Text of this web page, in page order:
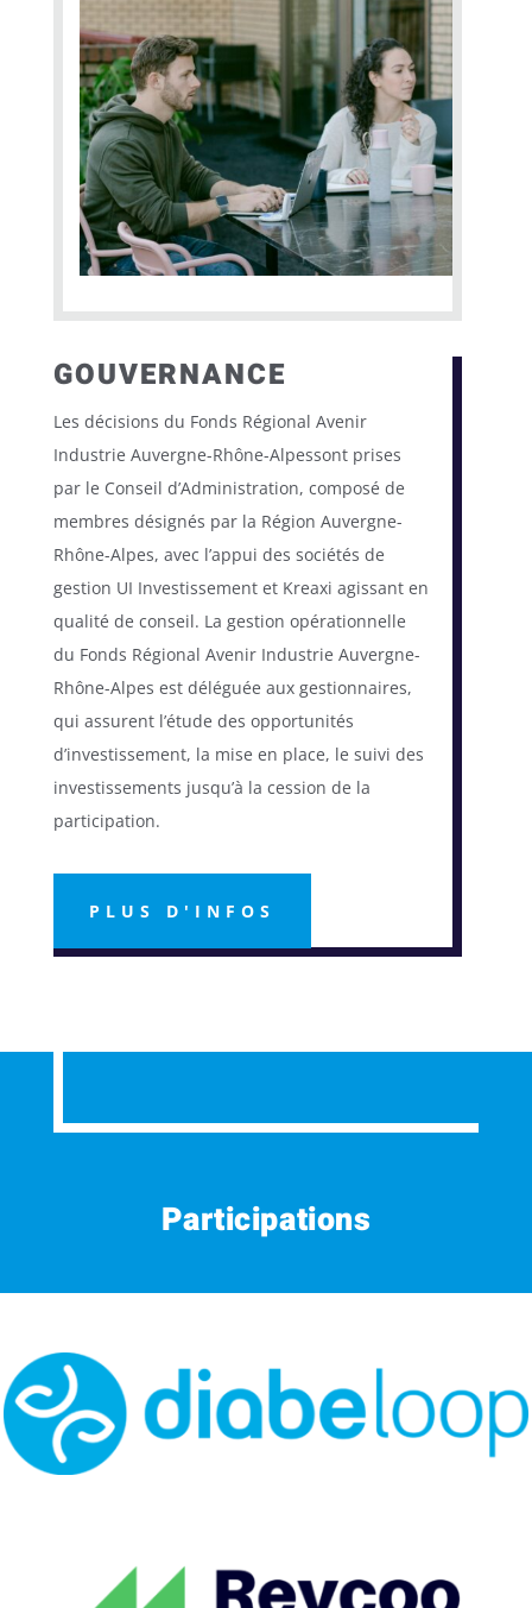
GOUVERNANCE
Les décisions du Fonds Régional Avenir
Industrie Auvergne-Rhône-Alpessont prises
par le Conseil d’Administration, composé de
membres désignés par la Région Auvergne-
Rhône-Alpes, avec l’appui des sociétés de
gestion UI Investissement et Kreaxi agissant en
qualité de conseil. La gestion opérationnelle
du Fonds Régional Avenir Industrie Auvergne-
Rhône-Alpes est déléguée aux gestionnaires,
qui assurent l’étude des opportunités
d’investissement, la mise en place, le suivi des
investissements jusqu’à la cession de la
participation.
PLUS D'INFOS
Participations